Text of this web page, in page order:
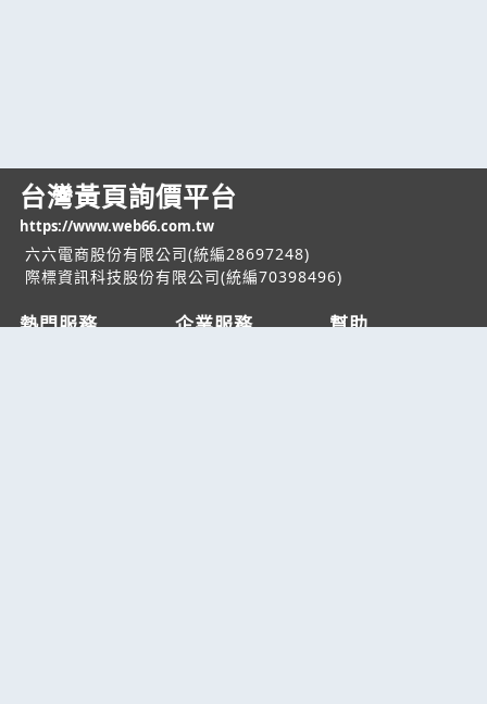
台灣黃頁詢價平台
https://www.web66.com.tw
六六電商股份有限公司(統編28697248)
際標資訊科技股份有限公司(統編70398496)
熱門服務 企業服務 幫助